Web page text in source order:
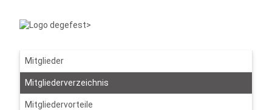
Mitglieder
Mitgliederverzeichnis
Mitgliedervorteile